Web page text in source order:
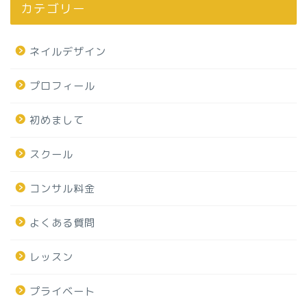
カテゴリー
ネイルデザイン
プロフィール
初めまして
スクール
コンサル料金
よくある質問
レッスン
プライベート